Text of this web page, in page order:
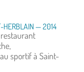
HERBLAIN — 2014
sportif à Saint-